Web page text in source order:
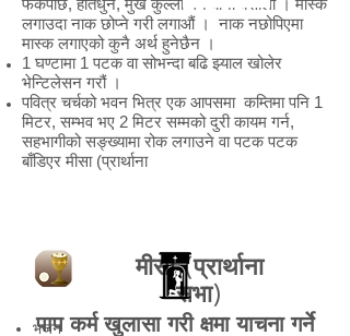
फर्केपछि, हातधुने, मुख कुल्ला गर्ने बानी बसालौं । मास्क
लगाउदा नाक छोप्ने गरी लगाऔं । नाक नछोपिएमा
मास्क लगाएको कुनै अर्थ हुनेछैन ।
1 घण्टामा 1 पटक वा सोभन्दा बढि झ्याल खोलेर
भेन्टिलेसन गरौं ।
पवित्र चर्चको भवन भित्र एक आपसमा कम्तिमा पनि 1
मिटर, सम्भव भए 2 मिटर सम्मको दुरी कायम गर्न,
सहभागीको सङ्ख्यामा रोक लगाउने वा पटक पटक
बाँडिएर मीसा (प्रार्थाना
मीसा (प्रार्थाना
सभा)
भजन
पाप कर्म खुलासा गरी क्षमा याचना गर्ने